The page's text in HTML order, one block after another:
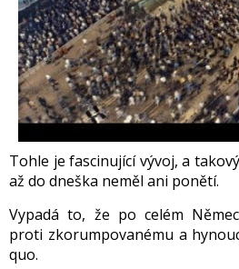
Tohle je fascinující vývoj, a
až do dneška neměl ani ponětí.
Vypadá to, že po celém
proti zkorumpovanému a
quo.